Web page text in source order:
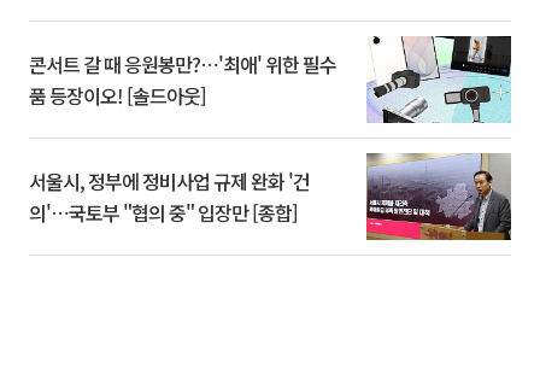
콘서트 갈 때 응원봉만?⋯'최애' 위한 필수
품 등장이오! [솔드아웃]
서울시, 정부에 정비사업 규제 완화 '건
의'⋯국토부 "협의 중" 입장만 [종합]